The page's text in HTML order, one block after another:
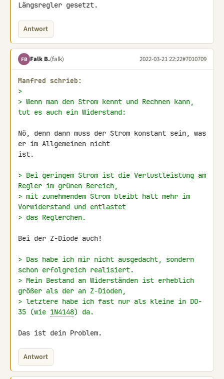
Längsregler gesetzt.
Antwort
FB Falk B.(falk) 2022-03-21 22:22#7010709
Manfred schrieb:
>
> Wenn man den Strom kennt und Rechnen kann,
tut es auch ein Widerstand:
Nö, denn dann muss der Strom konstant sein, was
er im Allgemeinen nicht
ist.
> Bei geringem Strom ist die Verlustleistung am
Regler im grünen Bereich,
> mit zunehmendem Strom bleibt halt mehr im
Vorwiderstand und entlastet
> das Reglerchen.
Bei der Z-Diode auch!
> Das habe ich mir nicht ausgedacht, sondern
schon erfolgreich realisiert.
> Mein Bestand an Widerständen ist erheblich
größer als der an Z-Dioden,
> letztere habe ich fast nur als kleine in DO-
35 (wie 1N4148) da.
Das ist dein Problem.
Antwort